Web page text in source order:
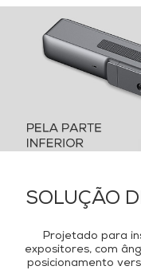
SOLUÇÃO
Projetado para
expositores, com
posicionamento